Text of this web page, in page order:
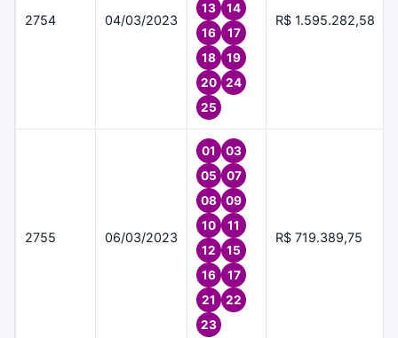
2754 04/03/2023
13
14
16
17
18
19
20
24
25
R$ 1.595.282,58
2755 06/03/2023
01
03
05
07
08
09
10
11
12
15
16
17
21
22
23
R$ 719.389,75